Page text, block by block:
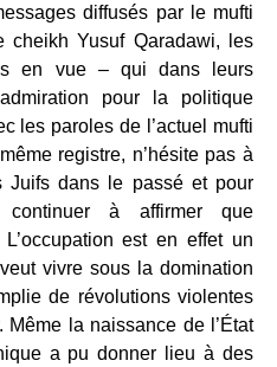
diffusés par le mufti
cheikh Yusuf Qaradawi, les
en vue – qui dans leurs
pour la politique
les paroles de l’actuel mufti
registre, n’hésite pas à
Juifs dans le passé et pour
continuer à affirmer que
est en effet un
vivre sous la domination
de révolutions violentes
Même la naissance de l’État
a pu donner lieu à des